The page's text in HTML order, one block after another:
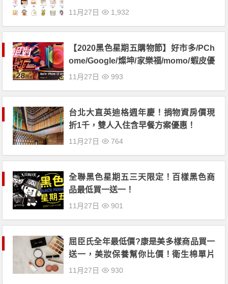
11月27日 1,932
【2020黑色星期五購物節】好市多/PCh
ome/Google/燦坤/家樂福/momo/蝦皮優
惠搶先曝光！
11月27日 993
台北大直英迪格週年慶！捐物資房價現
折1千，雙人入住含早餐方案優惠！
11月27日 764
全聯黑色星期五三天限定！百樣黑色商
品最低買一送一！
11月27日 901
屈臣氏全年最低價?康是美多樣商品買一
送一，美妝保養幫你比價！衛生棉單片
售價幫你算！
11月27日 930